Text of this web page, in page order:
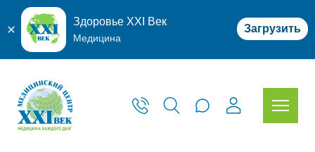
Здоровье XXI Век
Медицина
Загрузить